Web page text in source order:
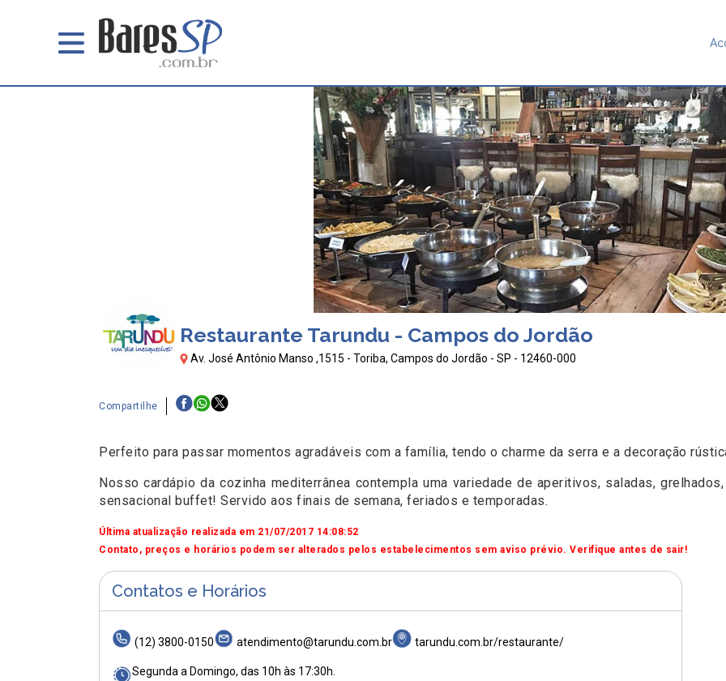
Restaurante Tarundu - Campos do Jordão
Av. José Antônio Manso ,1515 - Toriba, Campos do Jordão - SP - 12460-000
Compartilhe
Perfeito para passar momentos agradáveis com a família, tendo o charme da serra e a decoração
Nosso cardápio da cozinha mediterrânea contempla uma variedade de aperitivos, saladas,
sensacional buffet! Servido aos finais de semana, feriados e temporadas.
Última atualização realizada em 21/07/2017 14:08:52
Contato, preços e horários podem ser alterados pelos estabelecimentos sem aviso prévio. Verifique antes de sair!
Contatos e Horários
(12) 3800-0150 atendimento@tarundu.com.br tarundu.com.br/restaurante/
Segunda a Domingo, das 10h às 17:30h.